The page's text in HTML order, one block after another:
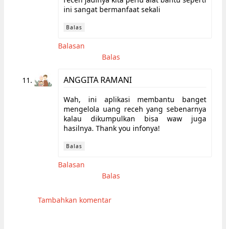
ini sangat bermanfaat sekali
Balas
Balasan
Balas
ANGGITA RAMANI
Wah, ini aplikasi membantu banget
mengelola uang receh yang sebenarnya
kalau dikumpulkan bisa waw juga
hasilnya. Thank you infonya!
Balas
Balasan
Balas
Tambahkan komentar